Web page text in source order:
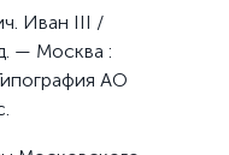
Иван III /
— Москва :
АО